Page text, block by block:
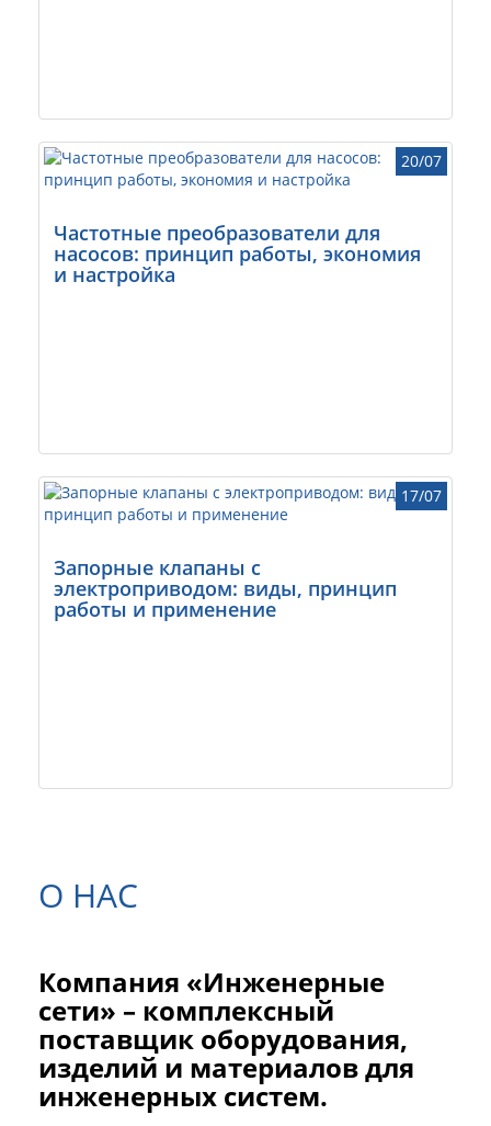
20/07
Частотные преобразователи для
насосов: принцип работы, экономия
и настройка
17/07
Запорные клапаны с
электроприводом: виды, принцип
работы и применение
О НАС
Компания «Инженерные
сети» – комплексный
поставщик оборудования,
изделий и материалов для
инженерных систем.